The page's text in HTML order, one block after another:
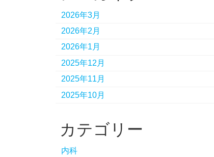
2026年3月
2026年2月
2026年1月
2025年12月
2025年11月
2025年10月
カテゴリー
内科